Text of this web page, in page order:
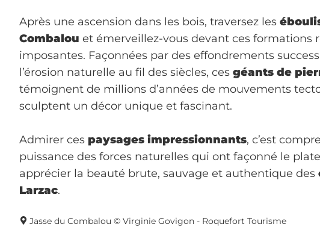
Après une ascension dans les bois, traversez les
Combalou et émerveillez-vous devant ces formations
imposantes. Façonnées par des effondrements
l’érosion naturelle au fil des siècles, ces géants de
témoignent de millions d’années de mouvements
sculptent un décor unique et fascinant.
Admirer ces paysages impressionnants, c’est
puissance des forces naturelles qui ont façonné le
apprécier la beauté brute, sauvage et authentique des
Larzac.
Jasse du Combalou © Virginie Govigon - Roquefort Tourisme